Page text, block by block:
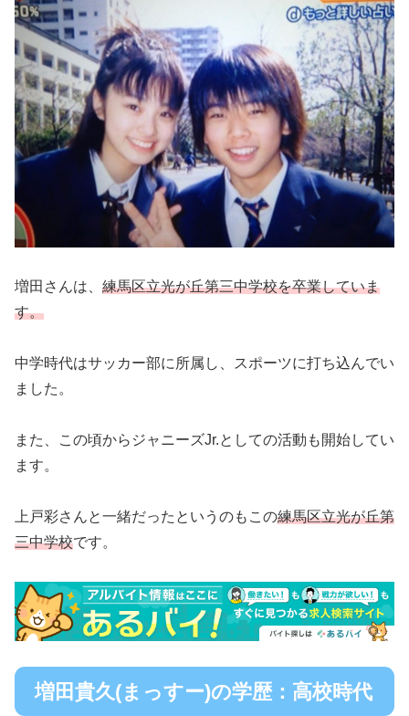
増田さんは、 練馬区立光が丘第三中学校を卒業していま
す。
中学時代はサッカー部に所属し、スポーツに打ち込んでい
ました。
また、この頃からジャニーズJr.としての活動も開始してい
ます。
上戸彩さんと一緒だったというのもこの練馬区立光が丘第
三中学校です。
増田貴久(まっすー)の学歴：高校時代